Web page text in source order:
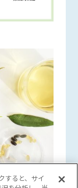
すると、サイ